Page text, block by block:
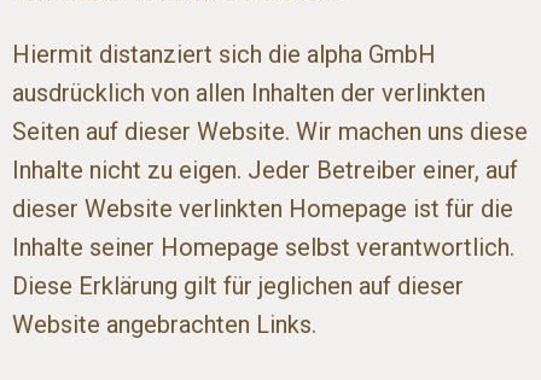
Hiermit distanziert sich die alpha GmbH
ausdrücklich von allen Inhalten der verlinkten
Seiten auf dieser Website. Wir machen uns diese
Inhalte nicht zu eigen. Jeder Betreiber einer, auf
dieser Website verlinkten Homepage ist für die
Inhalte seiner Homepage selbst verantwortlich.
Diese Erklärung gilt für jeglichen auf dieser
Website angebrachten Links.